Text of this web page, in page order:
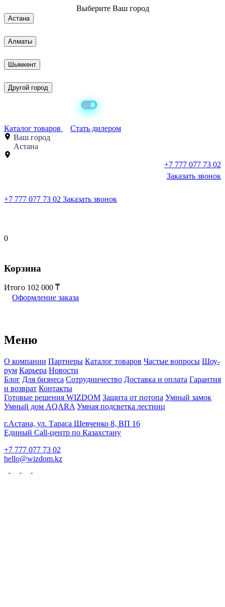
Выберите Ваш город
Астана
Алматы
Шымкент
Другой город
Каталог товаров
Стать дилером
Ваш город
Астана
+7 777 077 73 02
Заказать звонок
+7 777 077 73 02 Заказать звонок
0
Корзина
Итого 102 000
Оформление заказа
Меню
О компании Партнеры Каталог товаров Частые вопросы Шоу-
рум Карьера Новости
Блог Для бизнеса Сотрудничество Доставка и оплата Гарантия
и возврат Контакты
Готовые решения WIZDOM Защита от потопа Умный замок
Умный дом AQARA Умная подсветка лестниц
г.Астана, ул. Тараса Шевченко 8, ВП 16
Единый Call-центр по Казахстану
+7 777 077 73 02
hello@wizdom.kz